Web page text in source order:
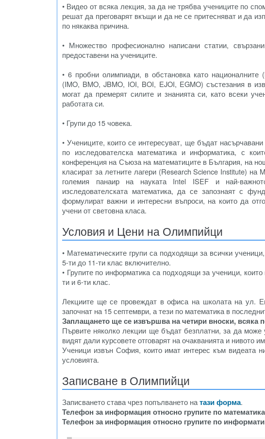
• Видео от всяка лекция, за да не трябва учениците по
решат да преговарят вкъщи и да не се притесняват и да
по някаква причина.
• Множество професионално написани статии,
предоставени на учениците.
• 6 пробни олимпиади, в обстановка като
(IMO, BMO, JBMO, IOI, BOI, EJOI, EGMO) състезания в
могат да премерят силите и знанията си, като всеки
работата си.
• Групи до 15 човека.
• Учениците, които се интересуват, ще бъдат
по изследователска математика и информатика, с
конференция на Съюза на математиците в България, на
класират за летните лагери (Research Science Institute) на
големия панаир на науката Intel ISEF и най-
изследователската математика, да се запознаят с
формулират важни и интересни въпроси, на които да
учени от световна класа.
Условия и Цени на Олимпийци
• Математическите групи са подходящи за всички
5-ти до 11-ти клас включително.
• Групите по информатика са подходящи за ученици,
ти и 6-ти клас.
Лекциите ще се провеждат в офиса на школата на ул.
започнат на 15 септември, а тези по математика в
Заплащането ще се извършва на четири вноски, всяка
Първите няколко лекции ще бъдат безплатни, за да може
видят дали курсовете отговарят на очакванията и нивото
Ученици извън София, които имат интерес към видеата
условията.
Записване в Олимпийци
Записването става чрез попълването натази форма.
Телефон за информация относно групите по математика
Телефон за информация относно групите по